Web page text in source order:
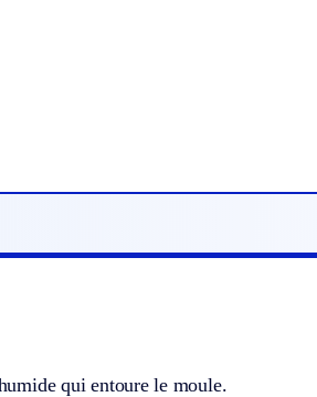
qui entoure le moule.